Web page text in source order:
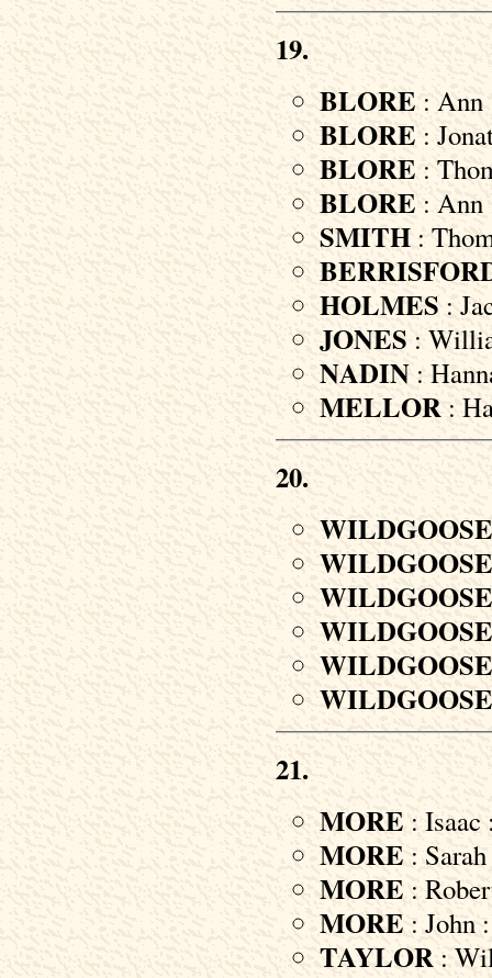
19.
BLORE :
BLORE :
BLORE :
BLORE :
SMITH :
HOLMES :
JONES :
NADIN :
MELLOR :
20.
WILDGOOSE
WILDGOOSE
WILDGOOSE
WILDGOOSE
WILDGOOSE
WILDGOOSE
21.
MORE :
MORE :
MORE :
MORE : John
TAYLOR :